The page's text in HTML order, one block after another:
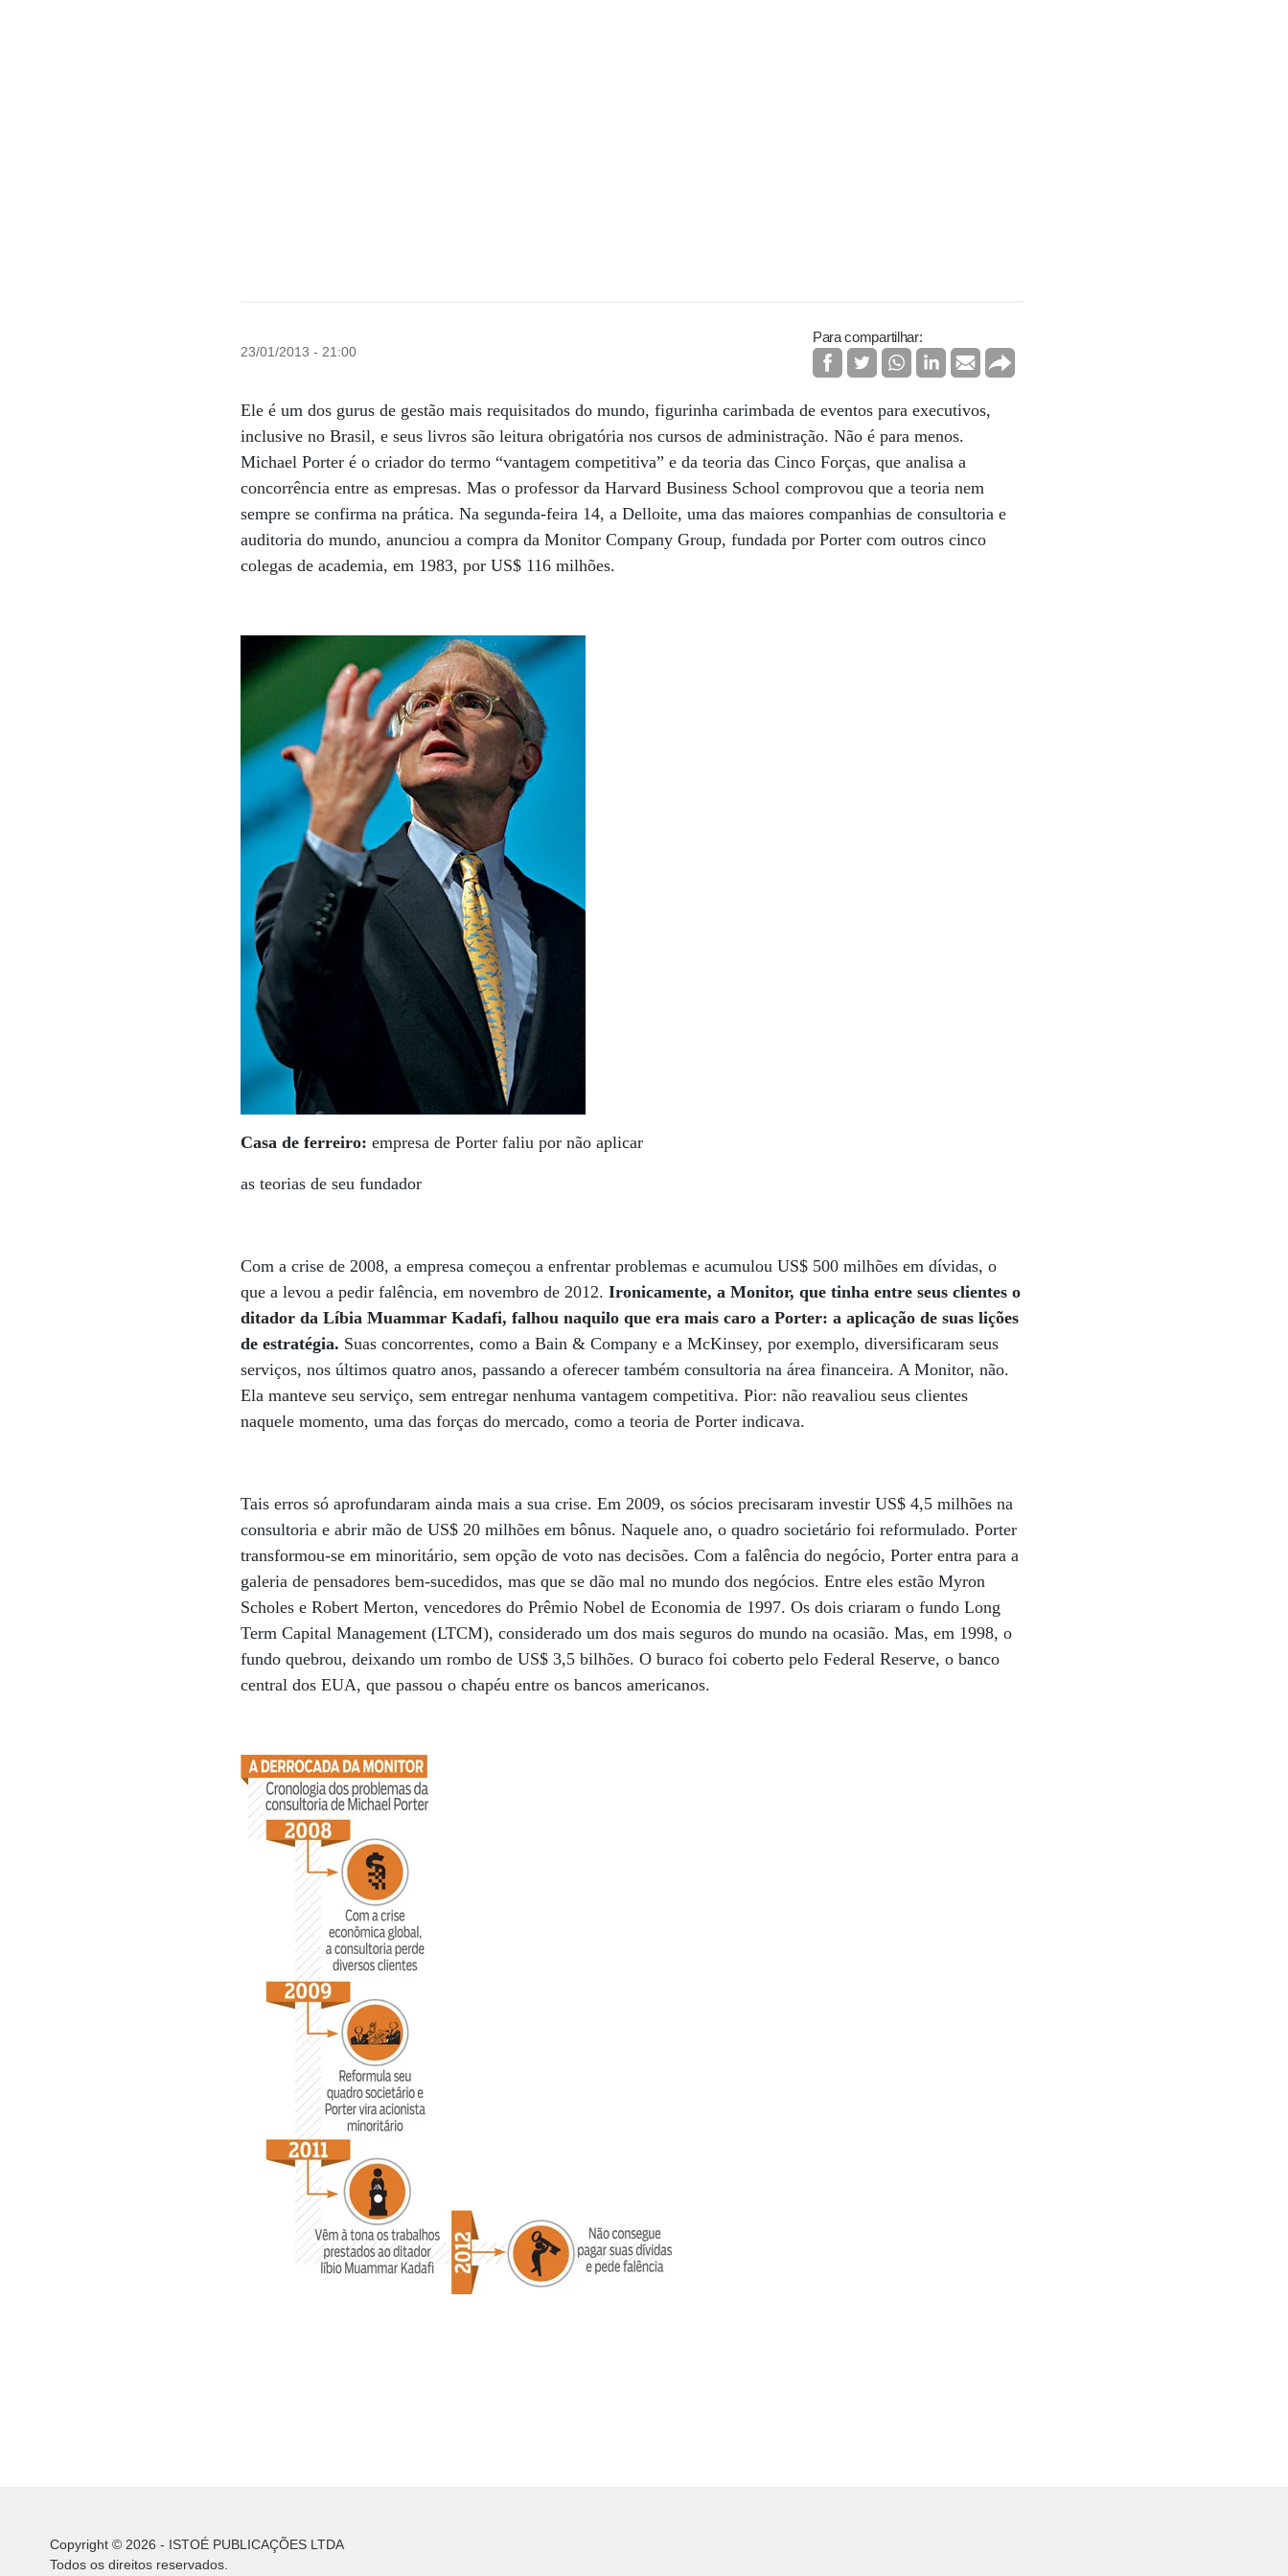
23/01/2013 - 21:00
Para compartilhar:
Ele é um dos gurus de gestão mais requisitados do mundo, figurinha carimbada de eventos para executivos,
inclusive no Brasil, e seus livros são leitura obrigatória nos cursos de administração. Não é para menos.
Michael Porter é o criador do termo “vantagem competitiva” e da teoria das Cinco Forças, que analisa a
concorrência entre as empresas. Mas o professor da Harvard Business School comprovou que a teoria nem
sempre se confirma na prática. Na segunda-feira 14, a Delloite, uma das maiores companhias de consultoria e
auditoria do mundo, anunciou a compra da Monitor Company Group, fundada por Porter com outros cinco
colegas de academia, em 1983, por US$ 116 milhões.
Casa de ferreiro:empresa de Porter faliu por não aplicar
as teorias de seu fundador
Com a crise de 2008, a empresa começou a enfrentar problemas e acumulou US$ 500 milhões em dívidas, o
que a levou a pedir falência, em novembro de 2012.Ironicamente, a Monitor, que tinha entre seus clientes o
ditador da Líbia Muammar Kadafi, falhou naquilo que era mais caro a Porter: a aplicação de suas lições
de estratégia. Suas concorrentes, como a Bain & Company e a McKinsey, por exemplo, diversificaram seus
serviços, nos últimos quatro anos, passando a oferecer também consultoria na área financeira. A Monitor, não.
Ela manteve seu serviço, sem entregar nenhuma vantagem competitiva. Pior: não reavaliou seus clientes
naquele momento, uma das forças do mercado, como a teoria de Porter indicava.
Tais erros só aprofundaram ainda mais a sua crise. Em 2009, os sócios precisaram investir US$ 4,5 milhões na
consultoria e abrir mão de US$ 20 milhões em bônus. Naquele ano, o quadro societário foi reformulado. Porter
transformou-se em minoritário, sem opção de voto nas decisões. Com a falência do negócio, Porter entra para a
galeria de pensadores bem-sucedidos, mas que se dão mal no mundo dos negócios. Entre eles estão Myron
Scholes e Robert Merton, vencedores do Prêmio Nobel de Economia de 1997. Os dois criaram o fundo Long
Term Capital Management (LTCM), considerado um dos mais seguros do mundo na ocasião. Mas, em 1998, o
fundo quebrou, deixando um rombo de US$ 3,5 bilhões. O buraco foi coberto pelo Federal Reserve, o banco
central dos EUA, que passou o chapéu entre os bancos americanos.
Copyright © 2026 - ISTOÉ PUBLICAÇÕES LTDA
Todos os direitos reservados.